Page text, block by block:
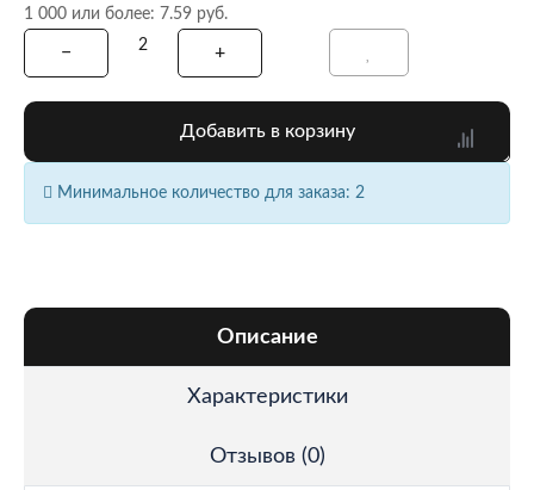
1 000 или более: 7.59 руб.
Добавить в корзину
Минимальное количество для заказа: 2
Описание
Характеристики
Отзывов (0)